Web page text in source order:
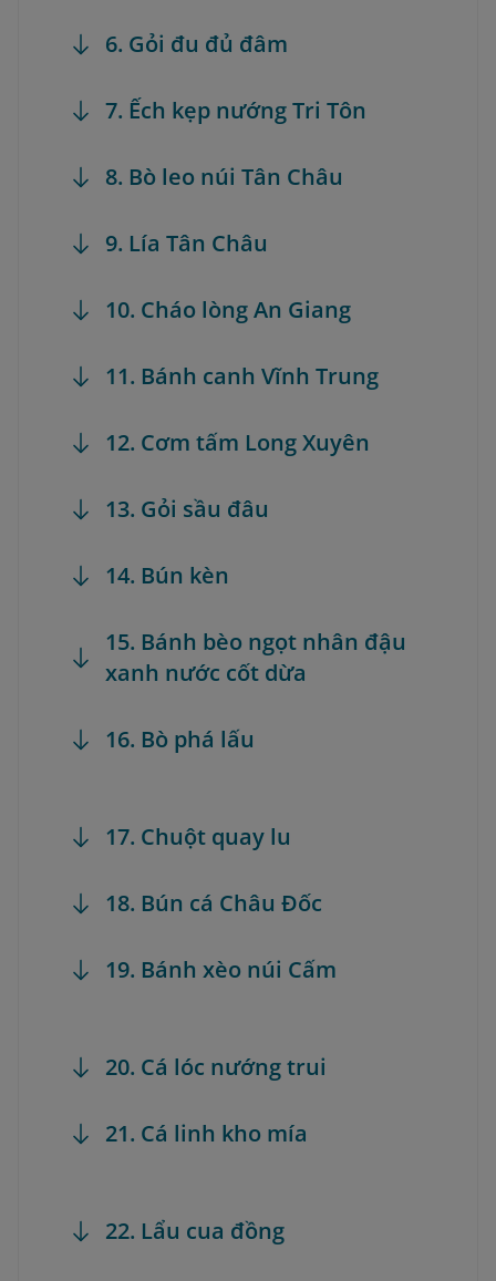
6. Gỏi đu đủ đâm
7. Ếch kẹp nướng Tri Tôn
8. Bò leo núi Tân Châu
9. Lía Tân Châu
10. Cháo lòng An Giang
11. Bánh canh Vĩnh Trung
12. Cơm tấm Long Xuyên
13. Gỏi sầu đâu
14. Bún kèn
15. Bánh bèo ngọt nhân đậu
xanh nước cốt dừa
16. Bò phá lấu
17. Chuột quay lu
18. Bún cá Châu Đốc
19. Bánh xèo núi Cấm
20. Cá lóc nướng trui
21. Cá linh kho mía
22. Lẩu cua đồng